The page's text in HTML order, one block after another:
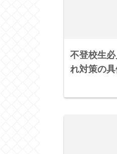
不登校生
れ対策の具